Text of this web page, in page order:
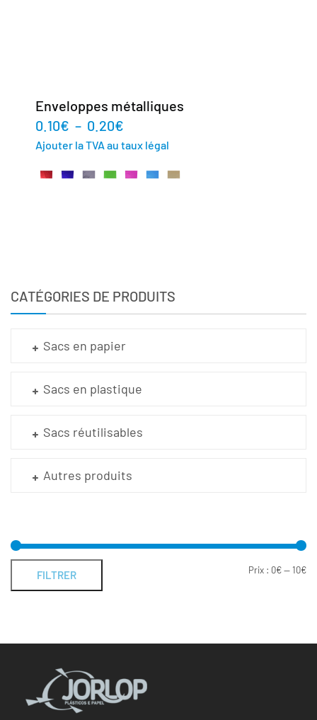
Enveloppes métalliques
0.10€ – 0.20€
Ajouter la TVA au taux légal
CATÉGORIES DE PRODUITS
Sacs en papier
Sacs en plastique
Sacs réutilisables
Autres produits
FILTRER Prix : 0€—10€